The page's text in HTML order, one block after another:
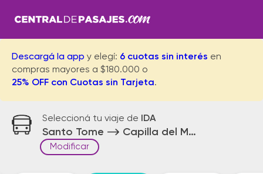
Descargá la app y elegí: 6 cuotas sin interés en
compras mayores a $180.000 o
25% OFF con Cuotas sin Tarjeta.
Seleccioná tu viaje de IDA
Santo Tome Capilla del Monte
Modificar